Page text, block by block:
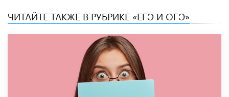
ЧИТАЙТЕ ТАКЖЕ В РУБРИКЕ «ЕГЭ И ОГЭ»